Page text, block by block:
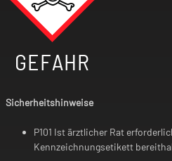
GEFAHR
Sicherheitshinweise
P101 Ist ärztlicher Rat
Kennzeichnungsetikett